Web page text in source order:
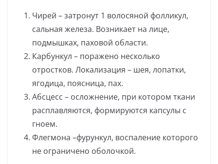
Чирей – затронут 1 волосяной фолликул,
сальная железа. Возникает на лице,
подмышках, паховой области.
Карбункул – поражено несколько
отростков. Локализация – шея, лопатки,
ягодица, поясница, пах.
Абсцесс – осложнение, при котором ткани
расплавляются, формируются капсулы с
гноем.
Флегмона –фурункул, воспаление которого
не ограничено оболочкой.